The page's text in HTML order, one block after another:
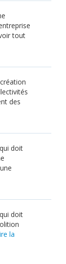
tout
des
doit
doit
la